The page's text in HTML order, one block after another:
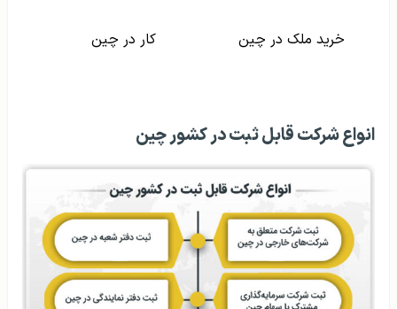
خرید ملک در چین کار در چین
انواع شرکت قابل ثبت در کشور چین